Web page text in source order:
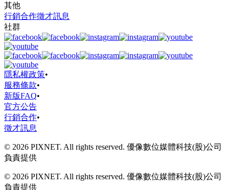
其他
行銷合作徵才訊息
社群
隱私權政策•
服務條款•
新版FAQ•
官方公告
行銷合作•
徵才訊息
© 2026 PIXNET. All rights reserved. 優像數位媒體科技(股)公司
負責提供
© 2026 PIXNET. All rights reserved. 優像數位媒體科技(股)公司
負責提供